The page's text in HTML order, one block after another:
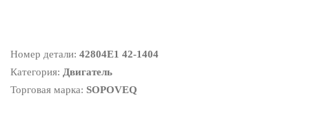
Номер детали: 42804E1 42-1404
Категория: Двигатель
Торговая марка: SOPOVEQ